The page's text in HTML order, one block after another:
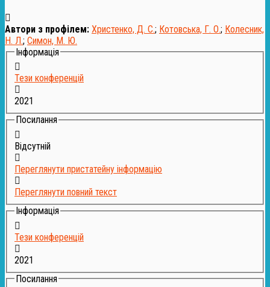
Автори з профілем: Христенко, Д. С.; Котовська, Г. О.; Колесник,
Н. Л.; Симон, М. Ю.
Інформація
Тези конференцій
2021
Посилання
Відсутній
Переглянути пристатейну інформацію
Переглянути повний текст
Інформація
Тези конференцій
2021
Посилання